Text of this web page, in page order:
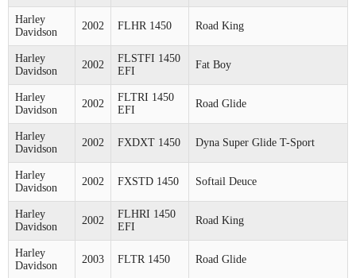
Harley
Davidson
2002 FLHR 1450 Road King
Harley
Davidson
2002
FLSTFI 1450
EFI
Fat Boy
Harley
Davidson
2002
FLTRI 1450
EFI
Road Glide
Harley
Davidson
2002 FXDXT 1450 Dyna Super Glide T-Sport
Harley
Davidson
2002 FXSTD 1450 Softail Deuce
Harley
Davidson
2002
FLHRI 1450
EFI
Road King
Harley
Davidson
2003 FLTR 1450 Road Glide